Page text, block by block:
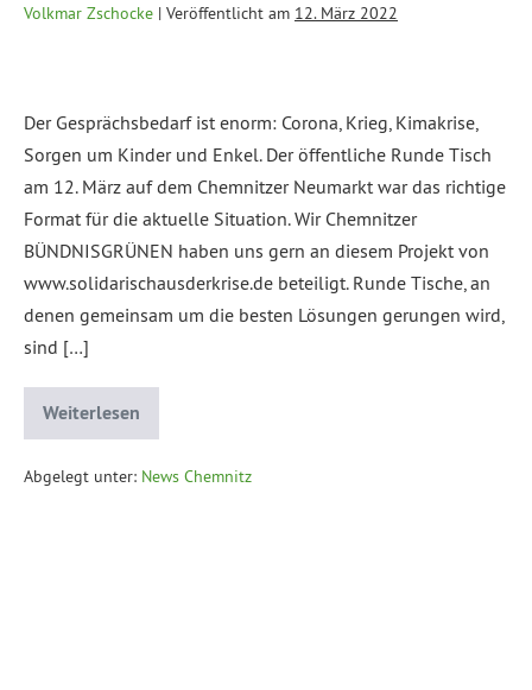
Volkmar Zschocke | Veröffentlicht am 12. März 2022
Der Gesprächsbedarf ist enorm: Corona, Krieg, Kimakrise,
Sorgen um Kinder und Enkel. Der öffentliche Runde Tisch
am 12. März auf dem Chemnitzer Neumarkt war das richtige
Format für die aktuelle Situation. Wir Chemnitzer
BÜNDNISGRÜNEN haben uns gern an diesem Projekt von
www.solidarischausderkrise.de beteiligt. Runde Tische, an
denen gemeinsam um die besten Lösungen gerungen wird,
sind […]
Weiterlesen
Abgelegt unter: News Chemnitz